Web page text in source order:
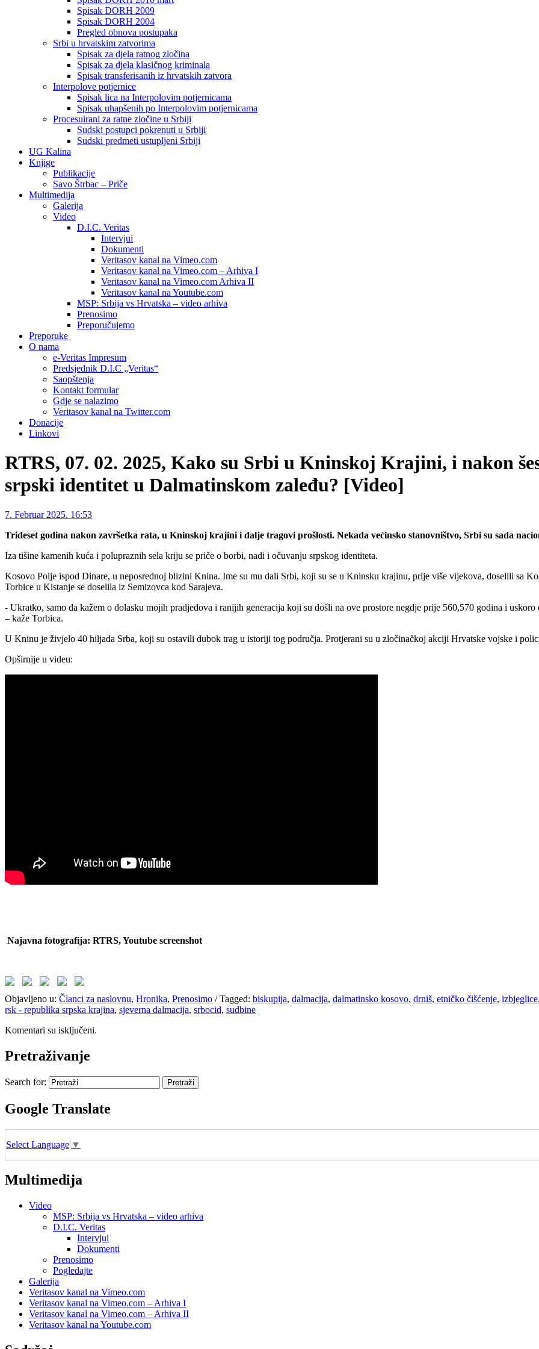
Spisak DORH 2009
Spisak DORH 2004
Pregled obnova postupaka
Srbi u hrvatskim zatvorima
Spisak za djela ratnog zločina
Spisak za djela klasičnog kriminala
Spisak transferisanih iz hrvatskih zatvora
Interpolove potjernice
Spisak lica na Interpolovim potjernicama
Spisak uhapšenih po Interpolovim potjernicama
Procesuirani za ratne zločine u Srbiji
Sudski postupci pokrenuti u Srbiji
Sudski predmeti ustupljeni Srbiji
UG Kalina
Knjige
Publikacije
Savo Štrbac – Priče
Multimedija
Galerija
Video
D.I.C. Veritas
Intervjui
Dokumenti
Veritasov kanal na Vimeo.com
Veritasov kanal na Vimeo.com – Arhiva I
Veritasov kanal na Vimeo.com Arhiva II
Veritasov kanal na Youtube.com
MSP: Srbija vs Hrvatska – video arhiva
Prenosimo
Preporučujemo
Preporuke
O nama
e-Veritas Impresum
Predsjednik D.I.C „Veritas“
Saopštenja
Kontakt formular
Gdje se nalazimo
Veritasov kanal na Twitter.com
Donacije
Linkovi
RTRS, 07. 02. 2025, Kako su Srbi u Kninskoj Krajini, i nakon
srpski identitet u Dalmatinskom zaleđu? [Video]
7. Februar 2025. 16:53
Trideset godina nakon završetka rata, u Kninskoj krajini i dalje tragovi prošlosti. Nekada većinsko stanovništvo, Srbi su sada
Iza tišine kamenih kuća i polupraznih sela kriju se priče o borbi, nadi i očuvanju srpskog identiteta.
Kosovo Polje ispod Dinare, u neposrednoj blizini Knina. Ime su mu dali Srbi, koji su se u Kninsku krajinu, prije više vijekova, doselili sa
Torbice u Kistanje se doselila iz Semizovca kod Sarajeva.
- Ukratko, samo da kažem o dolasku mojih pradjedova i ranijih generacija koji su došli na ove prostore negdje prije 560,570 godina i
– kaže Torbica.
U Kninu je živjelo 40 hiljada Srba, koji su ostavili dubok trag u istoriji tog područja. Protjerani su u zločinačkoj akciji Hrvatske vojske i
Opširnije u videu:
Najavna fotografija: RTRS, Youtube screenshot
Objavljeno u: Članci za naslovnu, Hronika, Prenosimo /Tagged: biskupija, dalmacija, dalmatinsko kosovo, drniš, etničko čišćenje, izbjeglice,
rsk - republika srpska krajina, sjeverna dalmacija, srbocid, sudbine
Komentari su isključeni.
Pretraživanje
Search for:
Google Translate
Select Language ▼
Multimedija
Video
MSP: Srbija vs Hrvatska – video arhiva
D.I.C. Veritas
Intervjui
Dokumenti
Prenosimo
Pogledajte
Galerija
Veritasov kanal na Vimeo.com
Veritasov kanal na Vimeo.com – Arhiva I
Veritasov kanal na Vimeo.com – Arhiva II
Veritasov kanal na Youtube.com